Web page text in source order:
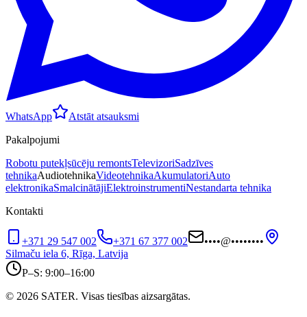
WhatsApp
Atstāt atsauksmi
Pakalpojumi
Robotu putekļsūcēju remontsTelevizoriSadzīves
tehnikaAudiotehnikaVideotehnikaAkumulatoriAuto
elektronikaSmalcinātājiElektroinstrumentiNestandarta tehnika
Kontakti
+371 29 547 002 +371 67 377 002 ••••@••••••••
Silmaču iela 6, Rīga, Latvija
P–S: 9:00–16:00
© 2026 SATER. Visas tiesības aizsargātas.